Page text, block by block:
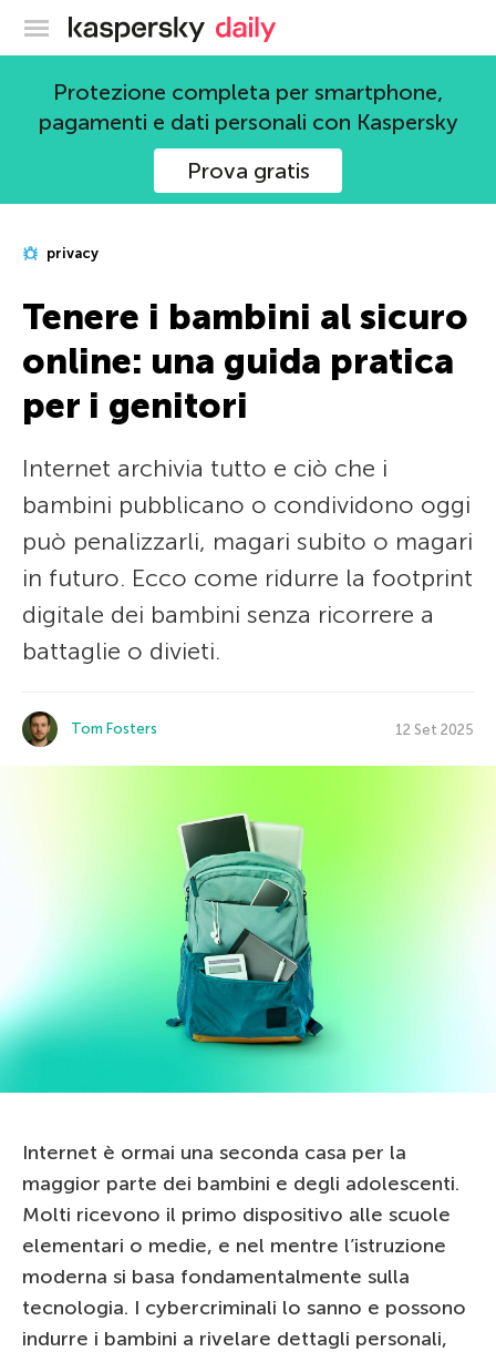
Blog ufficiale di Kaspersky
Protezione completa per smartphone,
pagamenti e dati personali con Kaspersky
Prova gratis
privacy
Tenere i bambini al sicuro
online: una guida pratica
per i genitori
Internet archivia tutto e ciò che i
bambini pubblicano o condividono oggi
può penalizzarli, magari subito o magari
in futuro. Ecco come ridurre la footprint
digitale dei bambini senza ricorrere a
battaglie o divieti.
Tom Fosters 12 Set 2025
Internet è ormai una seconda casa per la
maggior parte dei bambini e degli adolescenti.
Molti ricevono il primo dispositivo alle scuole
elementari o medie, e nel mentre l’istruzione
moderna si basa fondamentalmente sulla
tecnologia. I cybercriminali lo sanno e possono
indurre i bambini a rivelare dettagli personali,